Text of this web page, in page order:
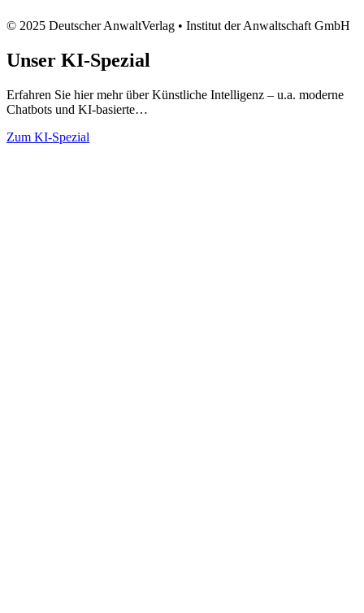
© 2025 Deutscher AnwaltVerlag • Institut der Anwaltschaft GmbH
Unser KI-Spezial
Erfahren Sie hier mehr über Künstliche Intelligenz – u.a. moderne
Chatbots und KI-basierte…
Zum KI-Spezial